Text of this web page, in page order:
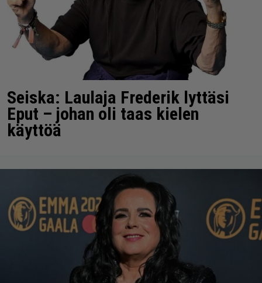
Seiska: Laulaja Frederik lyttäsi
Eput – johan oli taas kielen
käyttöä